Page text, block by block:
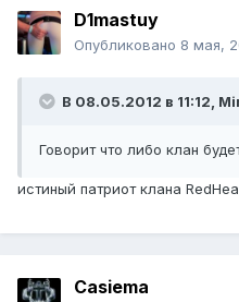
D1mastuy
Опубликовано 8 мая,
В 08.05.2012 в 11:12,
Говорит что либо клан
истиный патриот клана
Casiema